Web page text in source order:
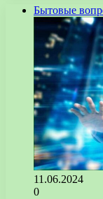
Бытовые
11.06.2024
0